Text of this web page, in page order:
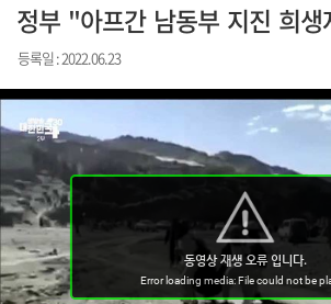
정부 "아프간 남동부 지진 희
등록일 : 2022.06.23